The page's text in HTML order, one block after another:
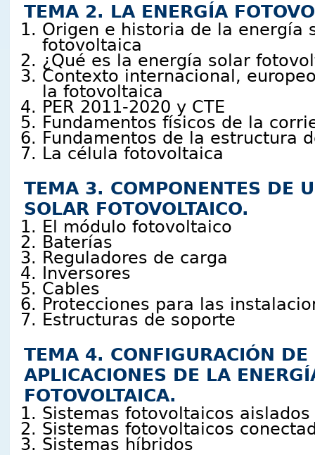
TEMA 2. LA ENERGÍA
Origen e historia de la energía
fotovoltaica
¿Qué es la energía solar
Contexto internacional,
la fotovoltaica
PER 2011-2020 y CTE
Fundamentos físicos de la
Fundamentos de la estructura
La célula fotovoltaica
TEMA 3. COMPONENTES DE
SOLAR FOTOVOLTAICO.
El módulo fotovoltaico
Baterías
Reguladores de carga
Inversores
Cables
Protecciones para las
Estructuras de soporte
TEMA 4. CONFIGURACIÓN DE
APLICACIONES DE LA
FOTOVOLTAICA.
Sistemas fotovoltaicos aislados
Sistemas fotovoltaicos
Sistemas híbridos